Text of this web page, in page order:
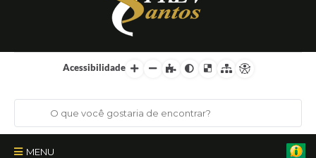
Acessibilidade
MENU